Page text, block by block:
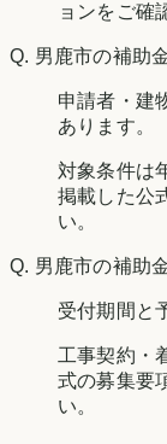
ョンをご確
Q. 男鹿市の補助
申請者・建
あります。
対象条件は
掲載した公
い。
Q. 男鹿市の補助
受付期間と
工事契約・
式の募集要
い。